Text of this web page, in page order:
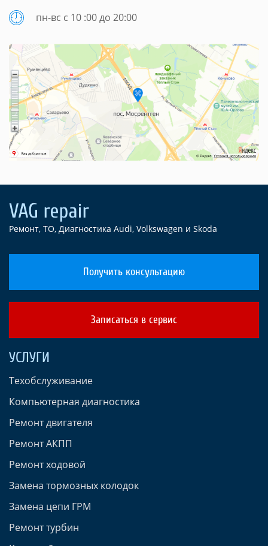
пн-вс с 10 :00 до 20:00
Ремонт, ТО, Диагностика Audi, Volkswagen и Skoda
Получить консультацию
Записаться в сервис
УСЛУГИ
Техобслуживание
Компьютерная диагностика
Ремонт двигателя
Ремонт АКПП
Ремонт ходовой
Замена тормозных колодок
Замена цепи ГРМ
Ремонт турбин